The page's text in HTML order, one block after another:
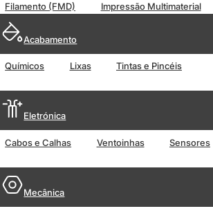
Filamento (FMD) Impressão Multimaterial
Acabamento
Químicos Lixas Tintas e Pincéis
Eletrónica
Cabos e Calhas Ventoinhas Sensores
Mecânica